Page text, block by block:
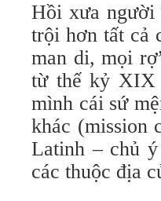
Hồi xưa người
trội hơn tất cả
man di, mọi
từ thế kỷ XIX
mình cái sứ
khác (mission
Latinh – chủ
các thuộc địa